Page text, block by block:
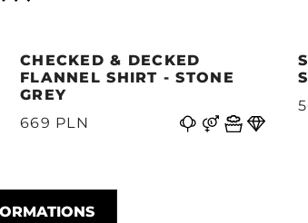
CHECKED & DECKED
FLANNEL SHIRT - STONE
GREY
669 PLN